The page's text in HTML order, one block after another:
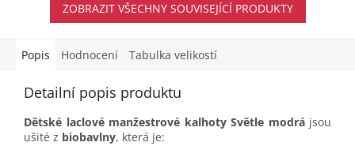
ZOBRAZIT VŠECHNY SOUVISEJÍCÍ PRODUKTY
Popis Hodnocení Tabulka velikostí
Detailní popis produktu
Dětské laclové manžestrové kalhoty Světle modrá jsou
ušité z biobavlny, která je: